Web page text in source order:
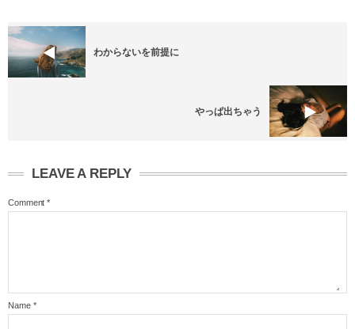
わからないを前提に
やっぱ出ちゃう
LEAVE A REPLY
Comment *
Name *